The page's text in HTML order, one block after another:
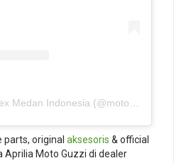
A post shared by Motoplex Medan Indonesia (@motoplexindo)
parts, original aksesoris & official
Aprilia Moto Guzzi di dealer